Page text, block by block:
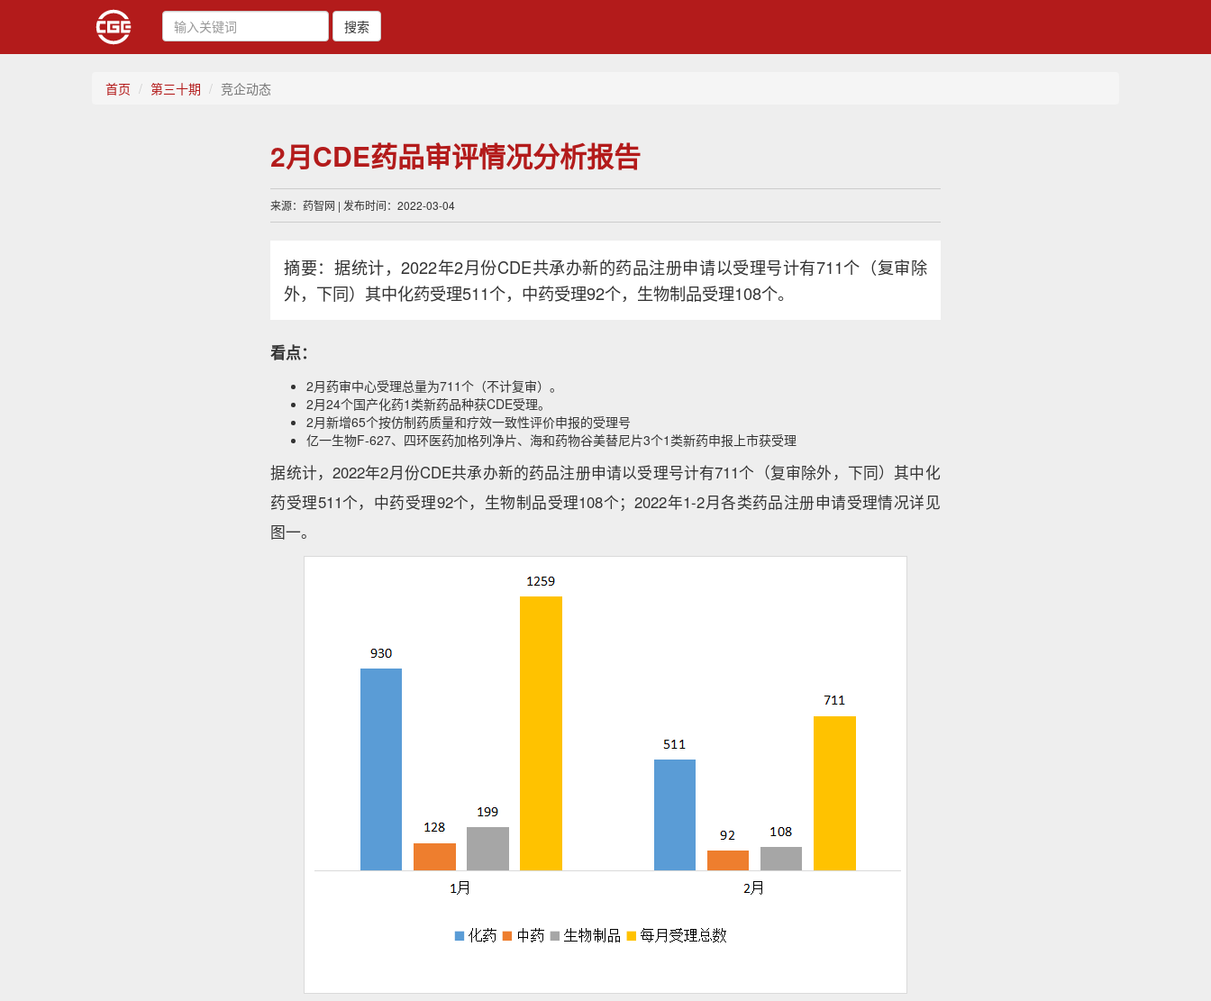
搜索
首页 第三十期 竞企动态
2月CDE药品审评情况分析报告
来源：药智网 | 发布时间：2022-03-04
摘要：据统计，2022年2月份CDE共承办新的药品注册申请以受理号计有711个（复审除
外，下同）其中化药受理511个，中药受理92个，生物制品受理108个。
看点：
2月药审中心受理总量为711个（不计复审）。
2月24个国产化药1类新药品种获CDE受理。
2月新增65个按仿制药质量和疗效一致性评价申报的受理号
亿一生物F-627、四环医药加格列净片、海和药物谷美替尼片3个1类新药申报上市获受理
据统计，2022年2月份CDE共承办新的药品注册申请以受理号计有711个（复审除外，下同）其中化
药受理511个，中药受理92个，生物制品受理108个；2022年1-2月各类药品注册申请受理情况详见
图一。